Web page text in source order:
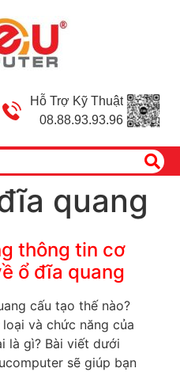
Hỗ Trợ Kỹ Thuật
08.88.93.93.96
quang
thông tin cơ
ổ đĩa quang
cấu tạo thế nào?
và chức năng của
là gì? Bài viết dưới
sẽ giúp bạn